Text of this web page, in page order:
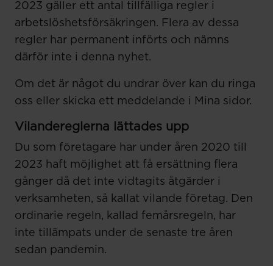
2023 gäller ett antal tillfälliga regler i
arbetslöshetsförsäkringen. Flera av dessa
regler har permanent införts och nämns
därför inte i denna nyhet.
Om det är något du undrar över kan du ringa
oss eller skicka ett meddelande i Mina sidor.
Vilandereglerna l ättades upp
Du som företagare har under åren 2020 till
2023 haft möjlighet att få ersättning flera
gånger då det inte vidtagits åtgärder i
verksamheten, så kallat vilande företag. Den
ordinarie regeln, kallad femårsregeln, har
inte tillämpats under de senaste tre åren
sedan pandemin.